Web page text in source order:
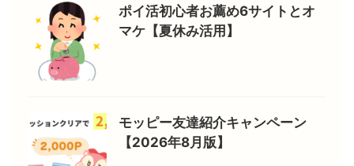
ポイ活初心者お薦め6サイトとオ
マケ【夏休み活用】
モッピー友達紹介キャンペーン
【2026年8月版】